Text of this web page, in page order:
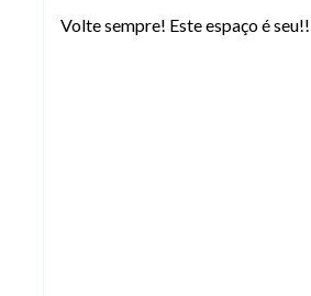
Volte sempre! Este espaço é